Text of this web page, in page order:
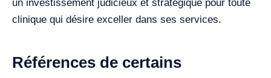
un investissement judicieux et stratégique pour toute
clinique qui désire exceller dans ses services.
Références de certains